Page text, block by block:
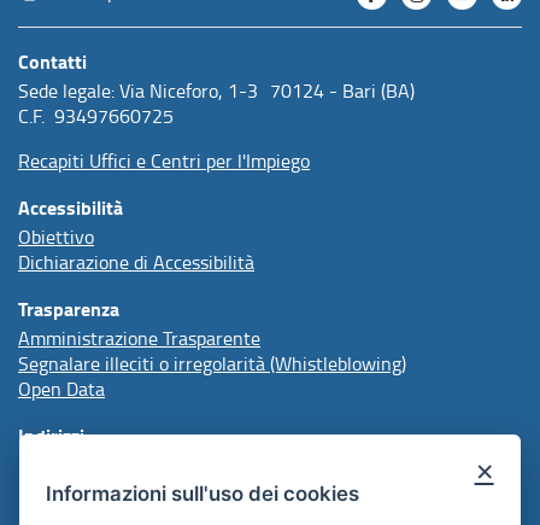
Contatti
Sede legale: Via Niceforo, 1-3 70124 - Bari (BA)
C.F. 93497660725
Recapiti Uffici e Centri per l'Impiego
Accessibilità
Obiettivo
Dichiarazione di Accessibilità
Trasparenza
Amministrazione Trasparente
Segnalare illeciti o irregolarità (Whistleblowing)
Open Data
Indirizzi
protocollo@arpal.regione.puglia.it
×
Informazioni sull'uso dei cookies